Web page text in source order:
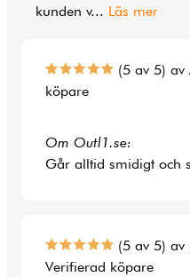
kunden v... Läs mer
(5 av 5) av
köpare
Om Outl1.se:
Går alltid smidigt och
(5 av 5) av
Verifierad köpare